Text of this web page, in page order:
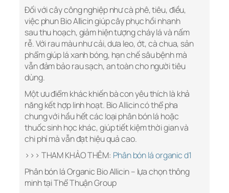
Đối với cây công nghiệp như cà phê, tiêu, điều,
việc phun Bio Allicin giúp cây phục hồi nhanh
sau thu hoạch, giảm hiện tượng cháy lá và nấm
rễ. Với rau màu như cải, dưa leo, ớt, cà chua, sản
phẩm giúp lá xanh bóng, hạn chế sâu bệnh mà
vẫn đảm bảo rau sạch, an toàn cho người tiêu
dùng.
Một ưu điểm khác khiến bà con yêu thích là khả
năng kết hợp linh hoạt. Bio Allicin có thể pha
chung với hầu hết các loại phân bón lá hoặc
thuốc sinh học khác, giúp tiết kiệm thời gian và
chi phí mà vẫn đạt hiệu quả cao.
>>> THAM KHẢO THÊM: Phân bón lá organic d1
Phân bón lá Organic Bio Allicin – lựa chọn thông
minh tại Thể Thuận Group